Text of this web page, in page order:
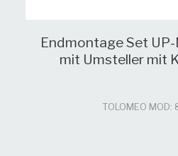
Endmontage Set
mit Umsteller mit
TOLOMEO